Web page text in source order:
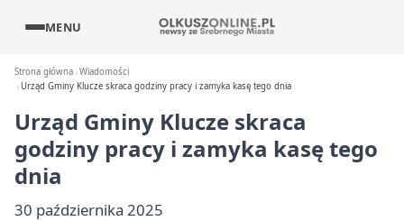
MENU
Strona główna Wiadomości
Urząd Gminy Klucze skraca godziny pracy i zamyka kasę tego dnia
Urząd Gminy Klucze skraca
godziny pracy i zamyka kasę tego
dnia
30 października 2025